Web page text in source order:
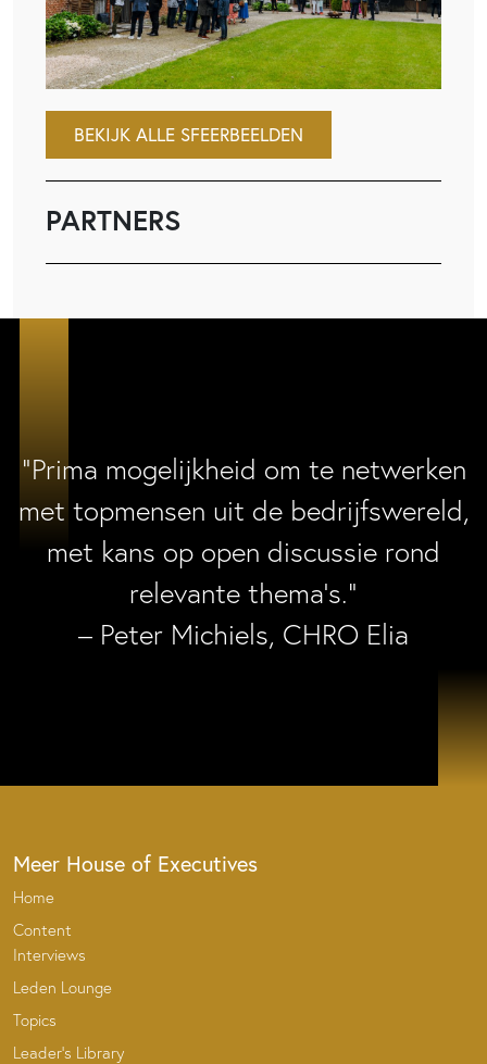
BEKIJK ALLE SFEERBEELDEN
PARTNERS
“Prima mogelijkheid om te netwerken
met topmensen uit de bedrijfswereld,
met kans op open discussie rond
relevante thema’s.”
– Peter Michiels, CHRO Elia
Meer House of Executives
Home
Content
Interviews
Leden Lounge
Topics
Leader’s Library